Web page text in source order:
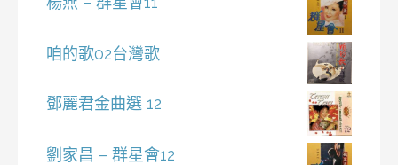
咱的歌02台灣歌
鄧麗君金曲選 12
劉家昌 – 群星會12